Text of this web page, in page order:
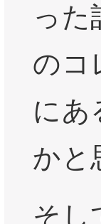
った
のコ
にあ
かと
そし